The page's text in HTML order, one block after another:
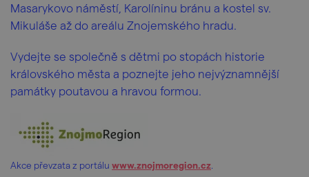
Masarykovo náměstí, Karolíninu bránu a kostel sv.
Mikuláše až do areálu Znojemského hradu.
Vydejte se společně s dětmi po stopách historie
královského města a poznejte jeho nejvýznamnější
památky poutavou a hravou formou.
Akce převzata z portálu www.znojmoregion.cz